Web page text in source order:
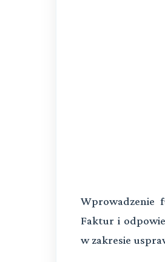
Wprowadzenie
Faktur i
w zakresie